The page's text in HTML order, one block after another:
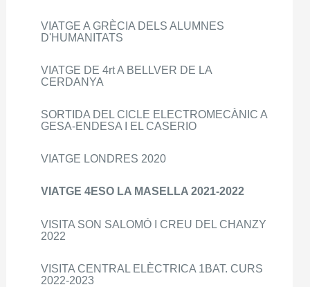
VIATGE A GRÈCIA DELS ALUMNES
D'HUMANITATS
VIATGE DE 4rt A BELLVER DE LA
CERDANYA
SORTIDA DEL CICLE ELECTROMECÀNIC A
GESA-ENDESA I EL CASERIO
VIATGE LONDRES 2020
VIATGE 4ESO LA MASELLA 2021-2022
VISITA SON SALOMÓ I CREU DEL CHANZY
2022
VISITA CENTRAL ELÈCTRICA 1BAT. CURS
2022-2023